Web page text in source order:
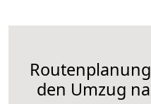
den Umzug